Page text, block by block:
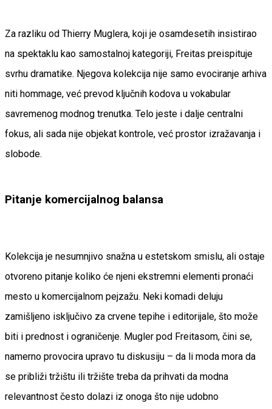
Za razliku od Thierry Muglera, koji je osamdesetih insistirao
na spektaklu kao samostalnoj kategoriji, Freitas preispituje
svrhu dramatike. Njegova kolekcija nije samo evociranje arhiva
niti hommage, već prevod ključnih kodova u vokabular
savremenog modnog trenutka. Telo jeste i dalje centralni
fokus, ali sada nije objekat kontrole, već prostor izražavanja i
slobode.
Pitanje komercijalnog balansa
Kolekcija je nesumnjivo snažna u estetskom smislu, ali ostaje
otvoreno pitanje koliko će njeni ekstremni elementi pronaći
mesto u komercijalnom pejzažu. Neki komadi deluju
zamišljeno isključivo za crvene tepihe i editorijale, što može
biti i prednost i ograničenje. Mugler pod Freitasom, čini se,
namerno provocira upravo tu diskusiju – da li moda mora da
se približi tržištu ili tržište treba da prihvati da modna
relevantnost često dolazi iz onoga što nije udobno